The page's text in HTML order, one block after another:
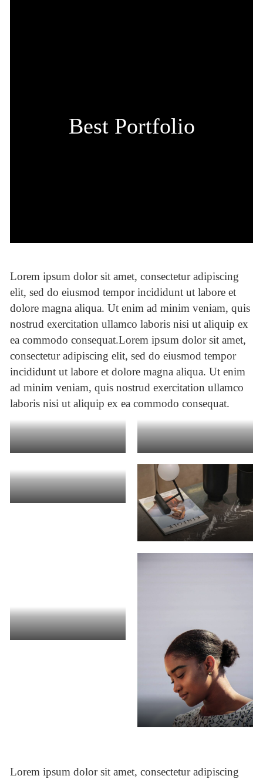
Best Portfolio
Lorem ipsum dolor sit amet, consectetur adipiscing
elit, sed do eiusmod tempor incididunt ut labore et
dolore magna aliqua. Ut enim ad minim veniam, quis
nostrud exercitation ullamco laboris nisi ut aliquip ex
ea commodo consequat.Lorem ipsum dolor sit amet,
consectetur adipiscing elit, sed do eiusmod tempor
incididunt ut labore et dolore magna aliqua. Ut enim
ad minim veniam, quis nostrud exercitation ullamco
laboris nisi ut aliquip ex ea commodo consequat.
Lorem ipsum dolor sit amet, consectetur adipiscing